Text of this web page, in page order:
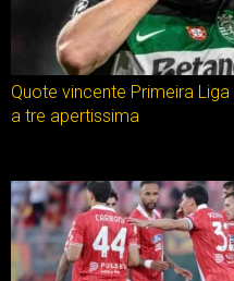
Quote vincente Primeira
a tre apertissima